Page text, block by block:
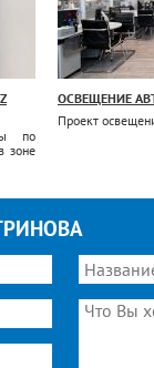
по
зоне
ОСВЕЩЕНИЕ
Проект